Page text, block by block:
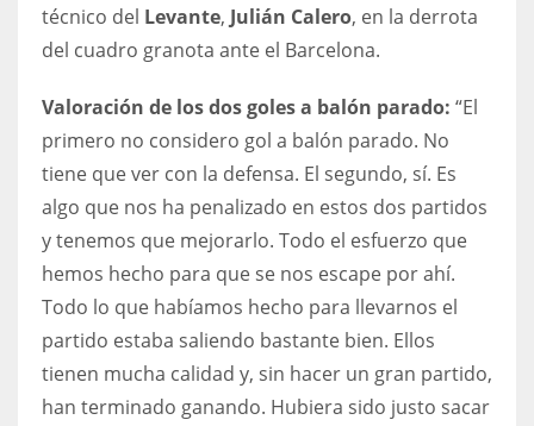
DEN
PIT
20
NE
16
OAK
19
técnico del Levante, Julián Calero, en la derrota
del cuadro granota ante el Barcelona.
Valoración de los dos goles a balón parado: “El
primero no considero gol a balón parado. No
tiene que ver con la defensa. El segundo, sí. Es
algo que nos ha penalizado en estos dos partidos
y tenemos que mejorarlo. Todo el esfuerzo que
hemos hecho para que se nos escape por ahí.
Todo lo que habíamos hecho para llevarnos el
partido estaba saliendo bastante bien. Ellos
tienen mucha calidad y, sin hacer un gran partido,
han terminado ganando. Hubiera sido justo sacar